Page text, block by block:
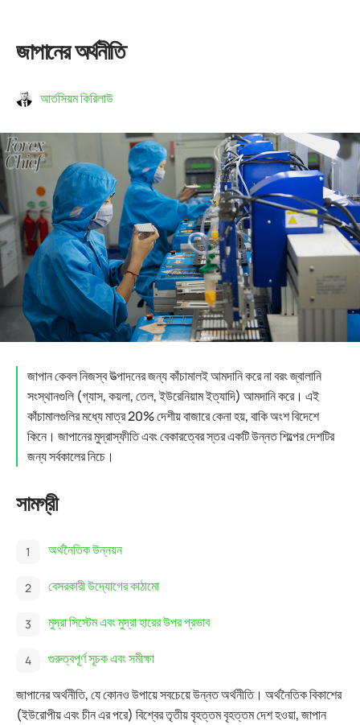
জাপানের অর্থনীতি
আর্তসিয়ম কিরিলাউ
জাপান কেবল নিজস্ব উত্পাদনের জন্য কাঁচামালই আমদানি করে না বরং জ্বালানি
সংস্থানগুলি (গ্যাস, কয়লা, তেল, ইউরেনিয়াম ইত্যাদি) আমদানি করে। এই
কাঁচামালগুলির মধ্যে মাত্র 20% দেশীয় বাজারে কেনা হয়, বাকি অংশ বিদেশে
কিনে। জাপানের মুদ্রাস্ফীতি এবং বেকারত্বের স্তর একটি উন্নত শিল্পের দেশটির
জন্য সর্বকালের নিচে।
সামগ্রী
অর্থনৈতিক উন্নয়ন
বেসরকারী উদ্যোগের কাঠামো
মুদ্রা সিস্টেম এবং মুদ্রা হারের উপর প্রভাব
গুরুত্বপূর্ণ সূচক এবং সমীক্ষা
জাপানের অর্থনীতি, যে কোনও উপায়ে সবচেয়ে উন্নত অর্থনীতি। অর্থনৈতিক বিকাশের
(ইউরোপীয় এবং চীন এর পরে) বিশ্বের তৃতীয় বৃহত্তম বৃহত্তম দেশ হওয়া, জাপান